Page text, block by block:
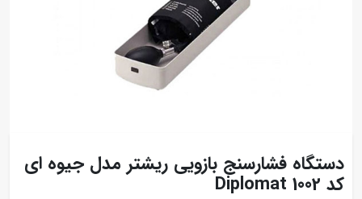
دستگاه فشارسنج بازویی ریشتر مدل جیوه ای
کد Diplomat 1002